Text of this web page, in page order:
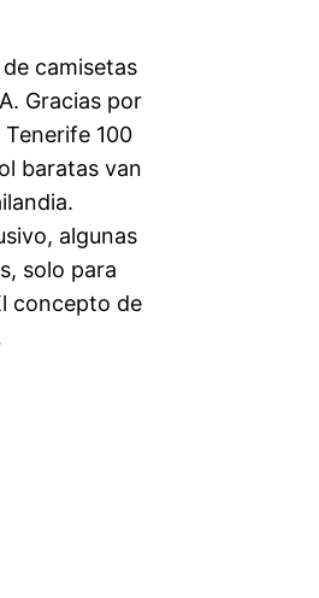
camisetas
Gracias por
100
baratas van
algunas
solo para
concepto de